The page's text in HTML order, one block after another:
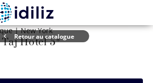
Retour au catalogue
| New York
Hotel 5*